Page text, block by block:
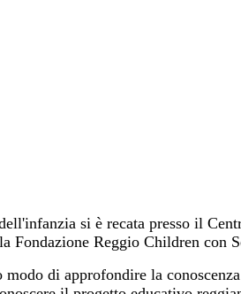
si è recata presso il
Fondazione Reggio Children
di approfondire la